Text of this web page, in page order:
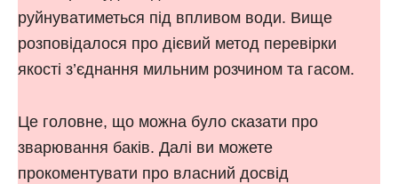
руйнуватиметься під впливом води. Вище
розповідалося про дієвий метод перевірки
якості з’єднання мильним розчином та гасом.
Це головне, що можна було сказати про
зварювання баків. Далі ви можете
прокоментувати про власний досвід